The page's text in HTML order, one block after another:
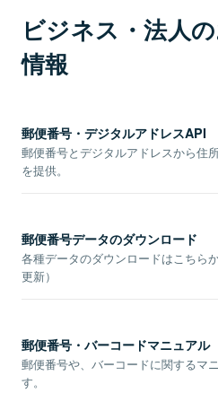
ビジネス・法人
情報
郵便番号・デジタルアドレスAPI
郵便番号とデジタルアドレスから住
を提供。
郵便番号データのダウンロード
各種データのダウンロードはこちら
更新）
郵便番号・バーコードマニュアル
郵便番号や、バーコードに関するマ
す。